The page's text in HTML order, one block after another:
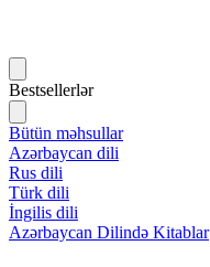
Bestsellerlər
Bütün məhsullar
Azərbaycan dili
Rus dili
Türk dili
İngilis dili
Azərbaycan Dilində Kitablar